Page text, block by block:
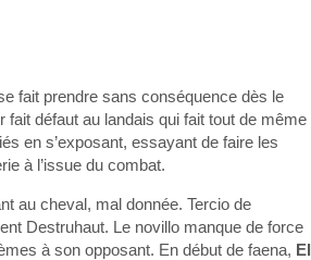
fait prendre sans conséquence dès le
défaut au landais qui fait tout de même
en s’exposant, essayant de faire les
à l’issue du combat.
au cheval, mal donnée. Tercio de
Destruhaut. Le novillo manque de force
à son opposant. En début de faena, El